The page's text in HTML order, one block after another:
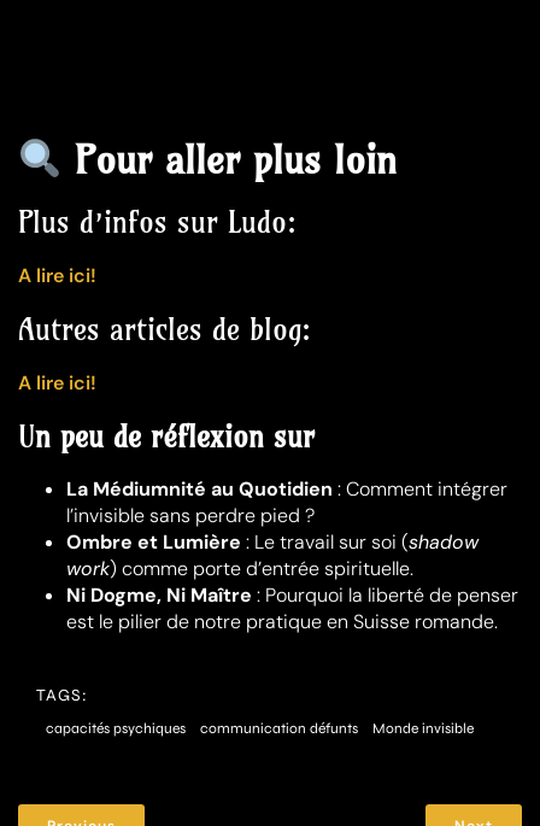
Pour aller plus loin
Plus d’infos sur Ludo:
A lire ici!
Autres articles de blog:
A lire ici!
Un peu de réflexion sur
La Médiumnité au Quotidien : Comment intégrer
l’invisible sans perdre pied ?
Ombre et Lumière : Le travail sur soi (shadow
work) comme porte d’entrée spirituelle.
Ni Dogme, Ni Maître : Pourquoi la liberté de penser
est le pilier de notre pratique en Suisse romande.
TAGS:
capacités psychiques communication défunts Monde invisible